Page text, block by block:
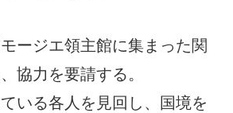
ージエ領主館に集まった関
協力を要請する。
いる各人を見回し、国境を